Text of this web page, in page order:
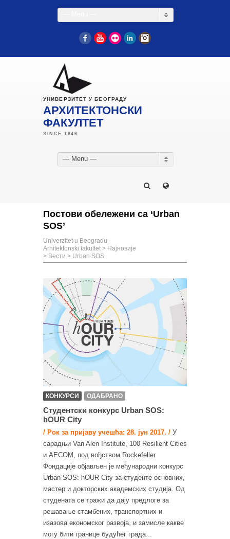
FacebookYouTube
Flickr LinkedIn
УНИВЕРЗИТЕТ У БЕОГРАДУ
АРХИТЕКТОНСКИ
ФАКУЛТЕТ
— Menu —
Постови обележени са ‘Urban
SOS’
Univerzitet u Beogradu -
Arhitektonski fakultet > Најновије
> Вести > Urban SOS
КОНКУРСИ ОДАБРАНО
Студентски конкурс Urban SOS:
hOUR City
/ Рок за пријаву учешћа: 28. јун 2017. / У
сарадњи Van Alen Institute, 100 Resilient Cities
и AECOM, под вођством Rockefeller
Фондације објављен је међународни конкурс
Urban SOS: hOUR City за студенте основних,
мастер и докторских академских студија. Од
студената се тражи да дају предлоге за
решавање стамбених, транспортних и
изазова економског развоја, и замисле какве
могу бити границе будућег града...